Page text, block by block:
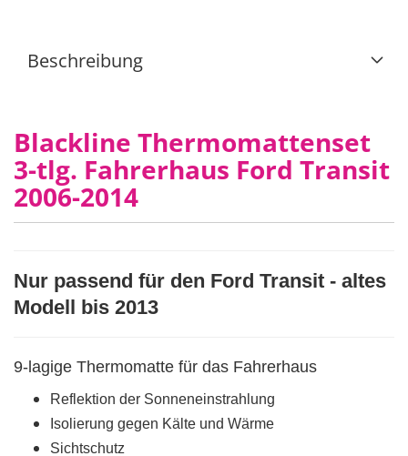
Beschreibung
Blackline Thermomattenset
3-tlg. Fahrerhaus Ford Transit
2006-2014
Nur passend für den Ford Transit - altes
Modell bis 2013
9-lagige Thermomatte für das Fahrerhaus
Reflektion der Sonneneinstrahlung
Isolierung gegen Kälte und Wärme
Sichtschutz